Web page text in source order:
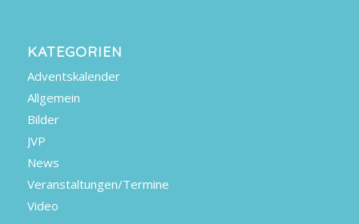
KATEGORIEN
Adventskalender
Allgemein
Bilder
JVP
News
Veranstaltungen/Termine
Video